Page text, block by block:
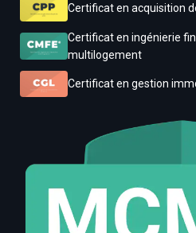
Certificat en acquisition
Certificat en ingénierie
multilogement
Certificat en gestion